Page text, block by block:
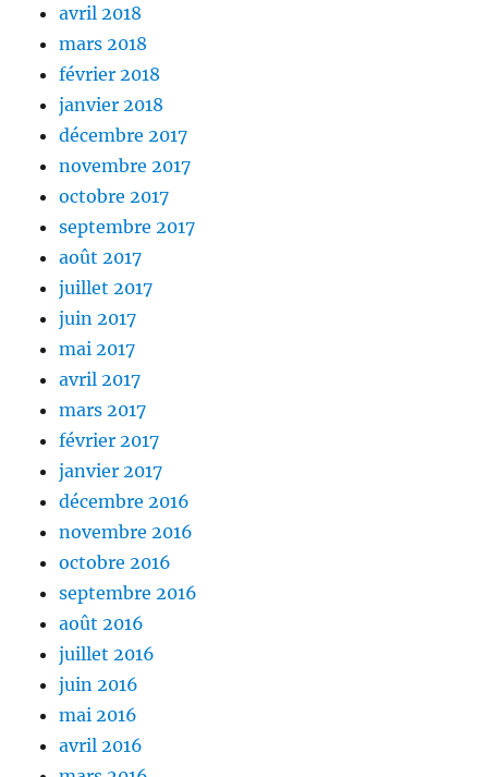
avril 2018
mars 2018
février 2018
janvier 2018
décembre 2017
novembre 2017
octobre 2017
septembre 2017
août 2017
juillet 2017
juin 2017
mai 2017
avril 2017
mars 2017
février 2017
janvier 2017
décembre 2016
novembre 2016
octobre 2016
septembre 2016
août 2016
juillet 2016
juin 2016
mai 2016
avril 2016